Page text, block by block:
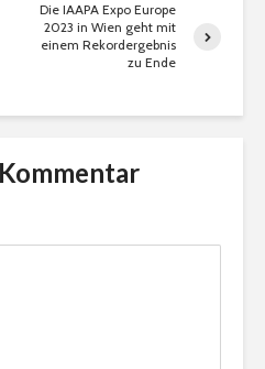
Die IAAPA Expo Europe
2023 in Wien geht mit
einem Rekordergebnis
zu Ende